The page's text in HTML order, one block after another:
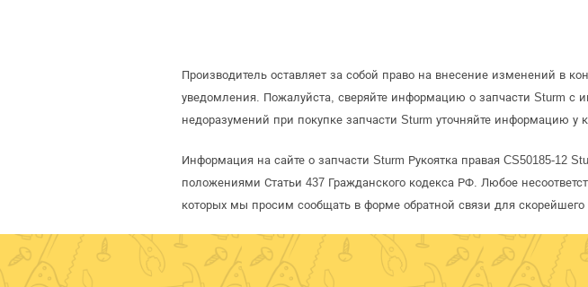
Производитель оставляет за собой право на внесение изменений в
уведомления. Пожалуйста, сверяйте информацию о запчасти Sturm
недоразумений при покупке запчасти Sturm уточняйте информацию у
Информация на сайте о запчасти Sturm Рукоятка правая CS50185-12
положениями Статьи 437 Гражданского кодекса РФ. Любое
которых мы просим сообщать в форме обратной связи для скорейшего